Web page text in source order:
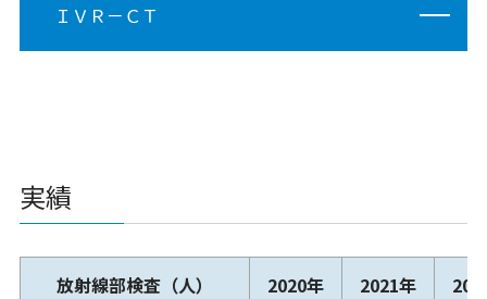
ＩＶＲ－ＣＴ
実績
放射線部検査（人） 2020年 2021年